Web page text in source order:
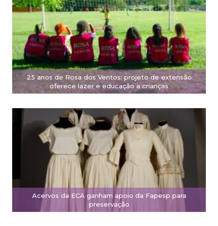
25 anos de Rosa dos Ventos: projeto de extensão
oferece lazer e educação a crianças
Acervos da ECA ganham apoio da Fapesp para
preservação